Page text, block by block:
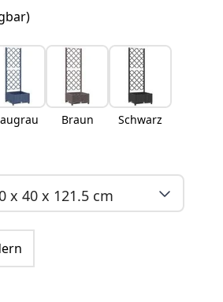
Braun Schwarz
x 40 x 121.5 cm